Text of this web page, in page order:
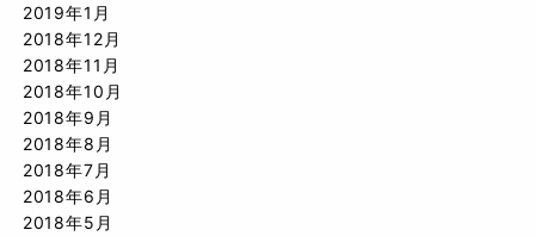
2019年1月
2018年12月
2018年11月
2018年10月
2018年9月
2018年8月
2018年7月
2018年6月
2018年5月